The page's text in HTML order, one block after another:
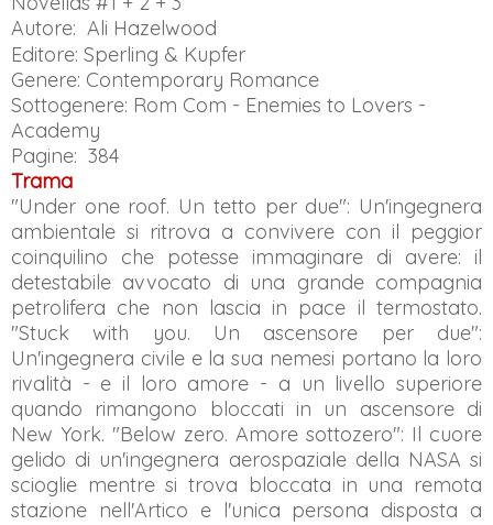
Autore: Ali Hazelwood
Editore: Sperling & Kupfer
Genere: Contemporary Romance
Sottogenere: Rom Com - Enemies to Lovers -
Academy
Pagine: 384
Trama
"Under one roof. Un tetto per due": Un'ingegnera
ambientale si ritrova a convivere con il peggior
coinquilino che potesse immaginare di avere: il
detestabile avvocato di una grande compagnia
petrolifera che non lascia in pace il termostato.
"Stuck with you. Un ascensore per due":
Un'ingegnera civile e la sua nemesi portano la loro
rivalità - e il loro amore - a un livello superiore
quando rimangono bloccati in un ascensore di
New York. "Below zero. Amore sottozero": Il cuore
gelido di un'ingegnera aerospaziale della NASA si
scioglie mentre si trova bloccata in una remota
stazione nell'Artico e l'unica persona disposta a